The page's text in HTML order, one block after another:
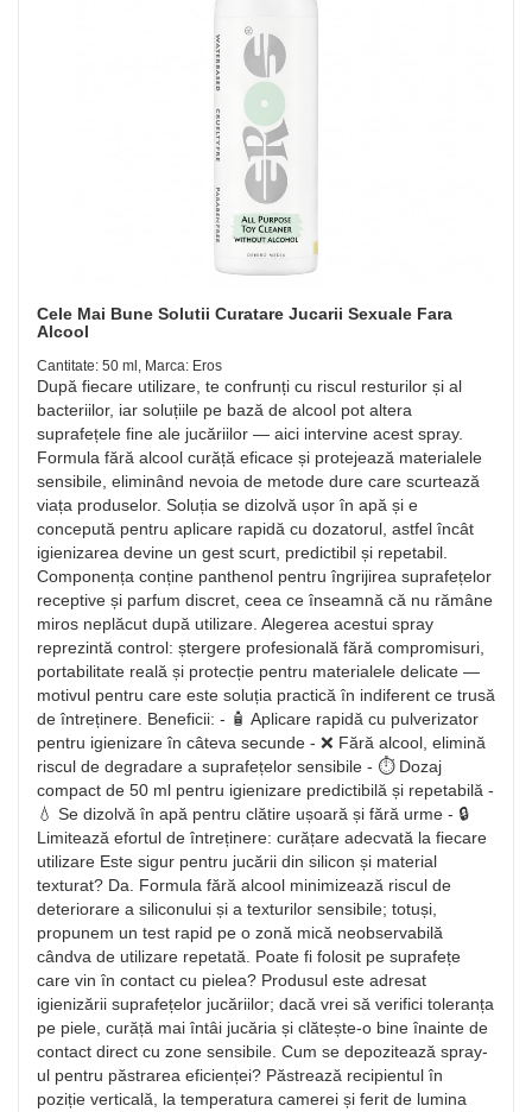
Cele Mai Bune Solutii Curatare Jucarii Sexuale Fara
Alcool
Cantitate: 50 ml, Marca: Eros
După fiecare utilizare, te confrunți cu riscul resturilor și al
bacteriilor, iar soluțiile pe bază de alcool pot altera
suprafețele fine ale jucăriilor — aici intervine acest spray.
Formula fără alcool curăță eficace și protejează materialele
sensibile, eliminând nevoia de metode dure care scurtează
viața produselor. Soluția se dizolvă ușor în apă și e
concepută pentru aplicare rapidă cu dozatorul, astfel încât
igienizarea devine un gest scurt, predictibil și repetabil.
Componența conține panthenol pentru îngrijirea suprafețelor
receptive și parfum discret, ceea ce înseamnă că nu rămâne
miros neplăcut după utilizare. Alegerea acestui spray
reprezintă control: ștergere profesională fără compromisuri,
portabilitate reală și protecție pentru materialele delicate —
motivul pentru care este soluția practică în indiferent ce trusă
de întreținere. Beneficii: - 🧴 Aplicare rapidă cu pulverizator
pentru igienizare în câteva secunde - ❌ Fără alcool, elimină
riscul de degradare a suprafețelor sensibile - ⏱️ Dozaj
compact de 50 ml pentru igienizare predictibilă și repetabilă -
💧 Se dizolvă în apă pentru clătire ușoară și fără urme - 🔒
Limitează efortul de întreținere: curățare adecvată la fiecare
utilizare Este sigur pentru jucării din silicon și material
texturat? Da. Formula fără alcool minimizează riscul de
deteriorare a siliconului și a texturilor sensibile; totuși,
propunem un test rapid pe o zonă mică neobservabilă
cândva de utilizare repetată. Poate fi folosit pe suprafețe
care vin în contact cu pielea? Produsul este adresat
igienizării suprafețelor jucăriilor; dacă vrei să verifici toleranța
pe piele, curăță mai întâi jucăria și clătește-o bine înainte de
contact direct cu zone sensibile. Cum se depozitează spray-
ul pentru păstrarea eficienței? Păstrează recipientul în
poziție verticală, la temperatura camerei și ferit de lumina